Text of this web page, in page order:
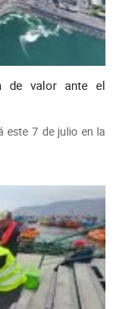
de valor ante el
este 7 de julio en la